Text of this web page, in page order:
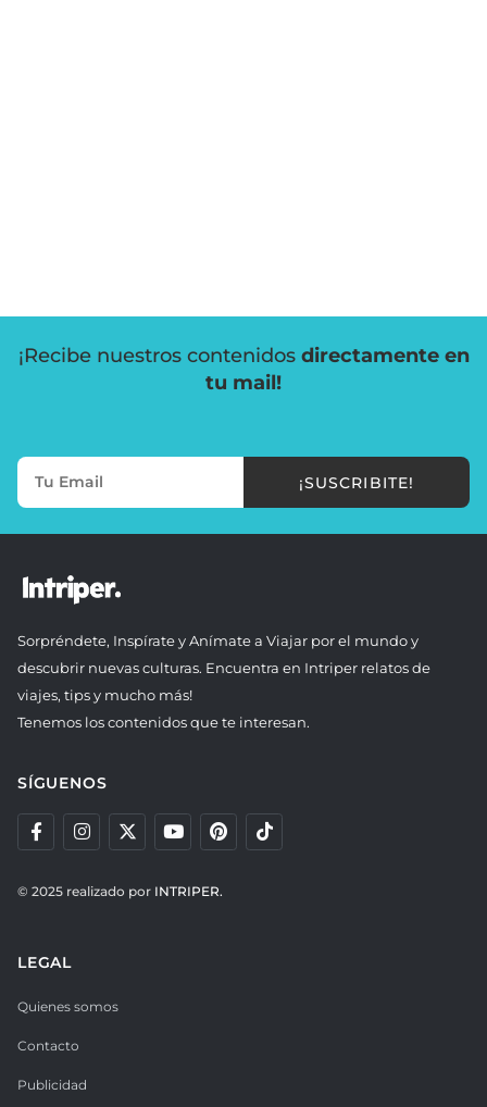
¡Recibe nuestros contenidos directamente en
tu mail!
¡SUSCRIBITE!
Sorpréndete, Inspírate y Anímate a Viajar por el mundo y
descubrir nuevas culturas. Encuentra en Intriper relatos de
viajes, tips y mucho más!
Tenemos los contenidos que te interesan.
SÍGUENOS
© 2025 realizado por INTRIPER.
LEGAL
Quienes somos
Contacto
Publicidad